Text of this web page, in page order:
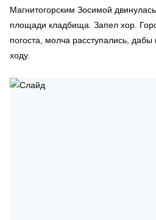
Магнитогорским Зосимой
площади кладбища. Запел хор.
погоста, молча расступались,
ходу.